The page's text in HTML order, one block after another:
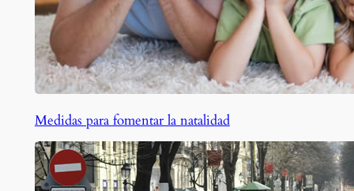
Medidas para fomentar la natalidad